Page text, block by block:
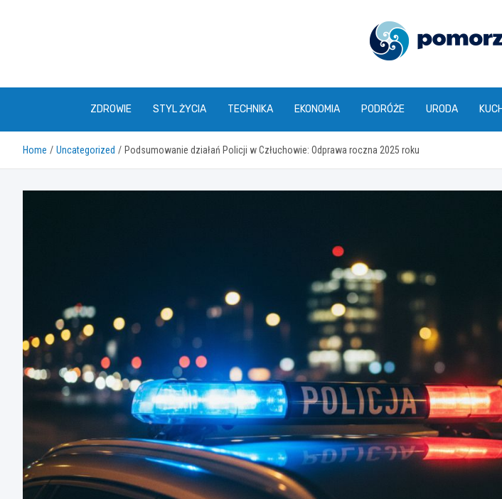
ZDROWIE STYL ŻYCIA TECHNIKA EKONOMIA PODRÓŻE URODA
Home Uncategorized Podsumowanie działań Policji w Człuchowie: Odprawa roczna 2025 roku